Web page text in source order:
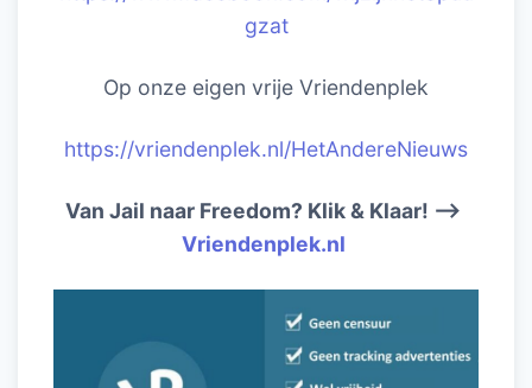
gzat
Op onze eigen vrije Vriendenplek
https://vriendenplek.nl/HetAndereNieuws
Van Jail naar Freedom? Klik & Klaar! –>
Vriendenplek.nl